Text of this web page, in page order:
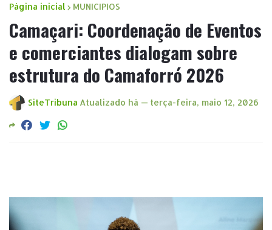
Página inicial MUNICIPIOS
Camaçari: Coordenação de Eventos
e comerciantes dialogam sobre
estrutura do Camaforró 2026
SiteTribuna Atualizado há — terça-feira, maio 12, 2026